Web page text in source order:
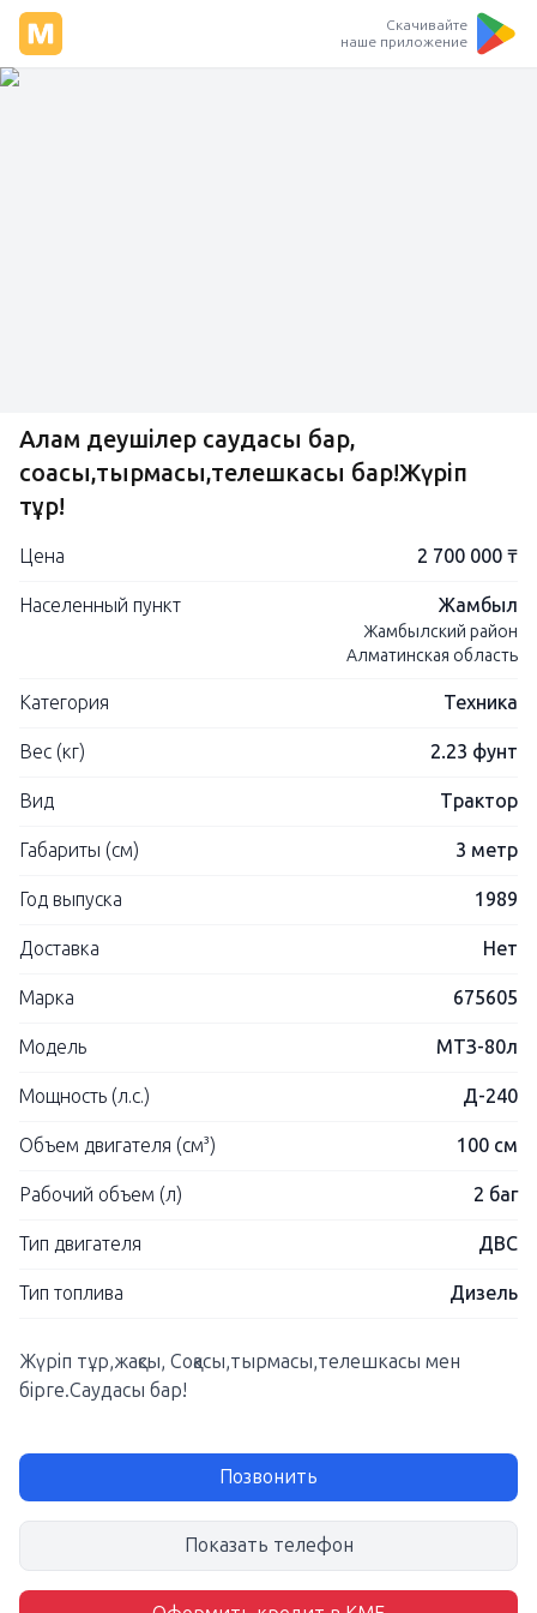
Скачивайте
наше приложение
Алам деушілер саудасы бар,
соқасы,тырмасы,телешкасы бар!Жүріп
тұр!
Цена 2 700 000 ₸
Населенный пункт Жамбыл
Жамбылский район
Алматинская область
Категория Техника
Вес (кг) 2.23 фунт
Вид Трактор
Габариты (см) 3 метр
Год выпуска 1989
Доставка Нет
Марка 675605
Модель МТЗ-80л
Мощность (л.с.) Д-240
Объем двигателя (см³) 100 см
Рабочий объем (л) 2 баг
Тип двигателя ДВС
Тип топлива Дизель
Жүріп тұр,жақсы, Соқасы,тырмасы,телешкасы мен
бірге.Саудасы бар!
Позвонить
Показать телефон